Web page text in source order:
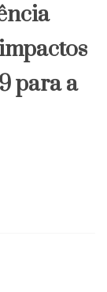
para a